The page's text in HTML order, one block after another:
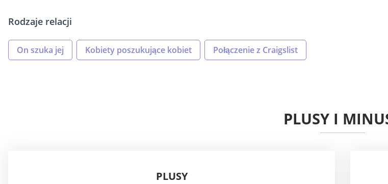
Rodzaje relacji
On szuka jej Kobiety poszukujące kobiet Połączenie z Craigslist
PLUSY I
PLUSY